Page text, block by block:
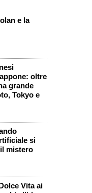
e la
oltre
grande
Tokyo e
si
mistero
Vita ai